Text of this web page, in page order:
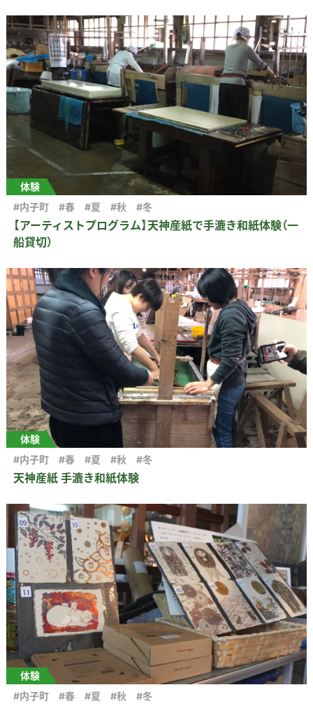
体験
【アーティストプログラム】天神産紙で手漉き和紙体験（一
船貸切）
#内子町 #春 #夏 #秋 #冬
体験
天神産紙 手漉き和紙体験
#内子町 #春 #夏 #秋 #冬
体験
#内子町 #春 #夏 #秋 #冬